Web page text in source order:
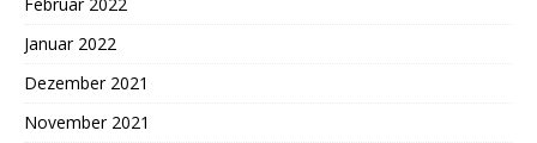
Januar 2022
Dezember 2021
November 2021